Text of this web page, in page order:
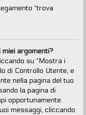
“trova
miei argomenti?
su “Mostra i
di Controllo Utente, e
nella pagina del tuo
la pagina di
opportunamente.
messaggi, cliccando